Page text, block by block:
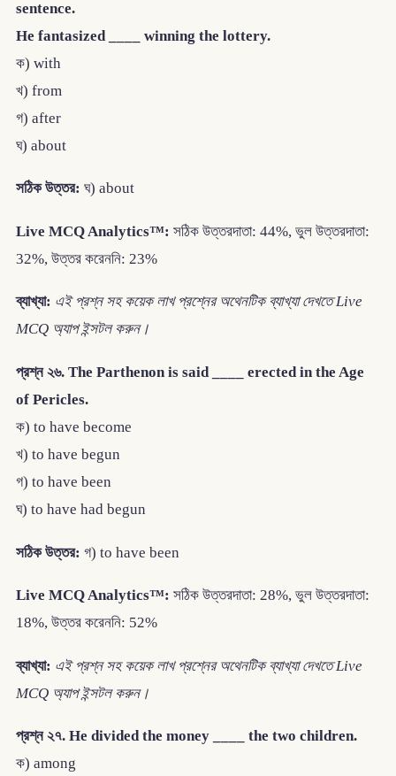
sentence.
He fantasized ____ winning the lottery.
ক) with
খ) from
গ) after
ঘ) about
সঠিক উত্তর: ঘ) about
Live MCQ Analytics™: সঠিক উত্তরদাতা: 44%, ভুল উত্তরদাতা:
32%, উত্তর করেননি: 23%
ব্যাখ্যা: এই প্রশ্ন সহ কয়েক লাখ প্রশ্নের অথেনটিক ব্যাখ্যা দেখতে Live
MCQ অ্যাপ ইন্সটল করুন।
প্রশ্ন ২৬. The Parthenon is said ____ erected in the Age
of Pericles.
ক) to have become
খ) to have begun
গ) to have been
ঘ) to have had begun
সঠিক উত্তর: গ) to have been
Live MCQ Analytics™: সঠিক উত্তরদাতা: 28%, ভুল উত্তরদাতা:
18%, উত্তর করেননি: 52%
ব্যাখ্যা: এই প্রশ্ন সহ কয়েক লাখ প্রশ্নের অথেনটিক ব্যাখ্যা দেখতে Live
MCQ অ্যাপ ইন্সটল করুন।
প্রশ্ন ২৭. He divided the money ____ the two children.
ক) among